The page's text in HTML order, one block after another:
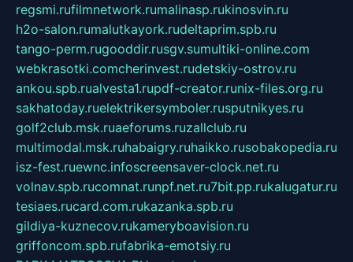
regsmi.rufilmnetwork.rumalinasp.rukinosvin.ru
h2o-salon.rumalutkayork.rudeltaprim.spb.ru
tango-perm.rugooddir.rusgv.sumultiki-online.com
webkrasotki.comcherinvest.rudetskiy-ostrov.ru
ankou.spb.rualvesta1.rupdf-creator.runix-files.org.ru
sakhatoday.ruelektrikersymboler.rusputnikyes.ru
golf2club.msk.ruaeforums.ruzallclub.ru
multimodal.msk.ruhabaigry.ruhaikko.rusobakopedia.ru
isz-fest.ruewnc.infoscreensaver-clock.net.ru
volnav.spb.rucomnat.runpf.net.ru7bit.pp.rukalugatur.ru
tesiaes.rucard.com.rukazanka.spb.ru
gildiya-kuznecov.rukameryboavision.ru
griffoncom.spb.rufabrika-emotsiy.ru